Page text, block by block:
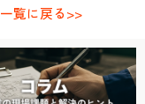
一覧に戻る>>